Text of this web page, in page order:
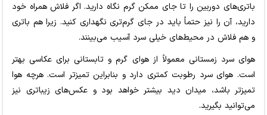
باتری‌های دوربین را تا جای ممکن گرم نگاه دارید. اگر فلاش همراه خود
دارید، آن را نیز حتماً باید در جای گرم‌تری نگهداری کنید. زیرا هم باتری
و هم فلاش در محیط‌های خیلی سرد آسیب می‌بینند.
هوای سرد زمستانی معمولاً از هوای گرم و تابستانی برای عکاسی بهتر
است. هوای سرد رطوبت کمتری دارد و بنابراین تمیزتر است. هرچه هوا
تمیزتر باشد، میدان دید بیشتر خواهد بود و عکس‌های زیباتری نیز
می‌توانید بگیرید.